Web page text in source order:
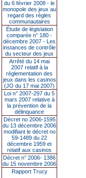
du 6 février 2008 - le
monopole des jeux au
regard des règles
communautaires
Étude de législation
comparée n° 180 -
décembre 2007 - Les
instances de contrôle
du secteur des jeux
Arrêté du 14 mai
2007 relatif à la
réglementation des
jeux dans les casinos
(JO du 17 mai 2007)
Loi n° 2007-297 du 5
mars 2007 relative à
la prévention de la
délinquance
Décret no 2006-1595
du 13 décembre 2006
modifiant le décret no
59-1489 du 22
décembre 1959 et
relatif aux casinos
Décret n° 2006- 1386
du 15 novembre 2006
Rapport Trucy